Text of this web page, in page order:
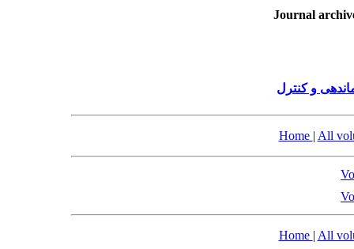
Journal
و کنترل
Home | All
Home | All